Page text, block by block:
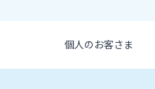
個人のお客さま